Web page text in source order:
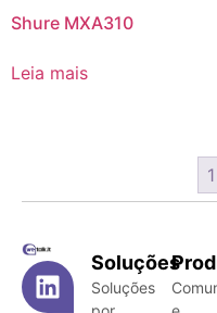
Shure MXA310
Leia mais
1
Soluções
Soluções